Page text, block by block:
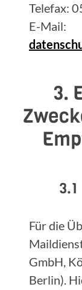
Telefax:
E-Mail:
3.
Für die
GmbH,
Berlin).